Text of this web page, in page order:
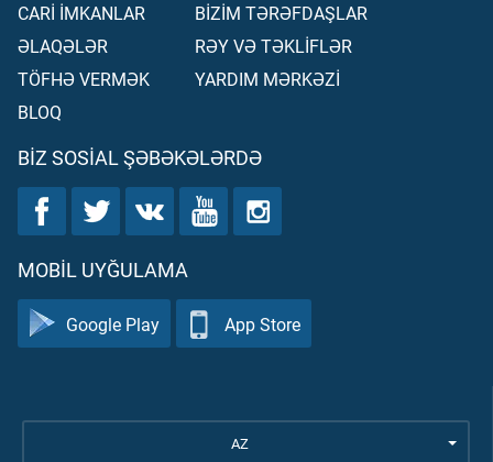
CARİ İMKANLAR
ƏLAQƏLƏR
TÖFHƏ VERMƏK
BLOQ
BİZİM TƏRƏFDAŞLAR
RƏY VƏ TƏKLİFLƏR
YARDIM MƏRKƏZİ
BIZ SOSIAL ŞƏBƏKƏLƏRDƏ
MOBIL UYĞULAMA
Google Play App Store
AZ